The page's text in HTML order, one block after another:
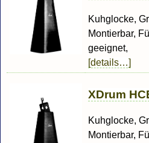
Kuhglocke,
Montierbar,
geeignet,
[details…]
XDrum
Kuhglocke,
Montierbar,